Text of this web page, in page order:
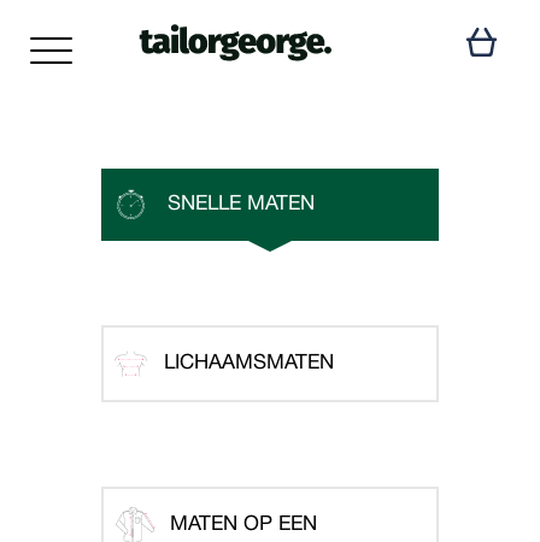
SNELLE MATEN
LICHAAMSMATEN
MATEN OP EEN